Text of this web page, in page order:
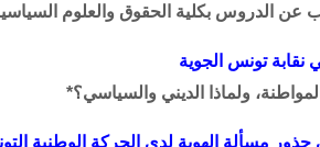
عن الدروس بكلية الحقوق والعلوم
تونس الجوية
ولماذا الديني والسياسي؟*
مسألة الهوية لدى الحركة الوطنية